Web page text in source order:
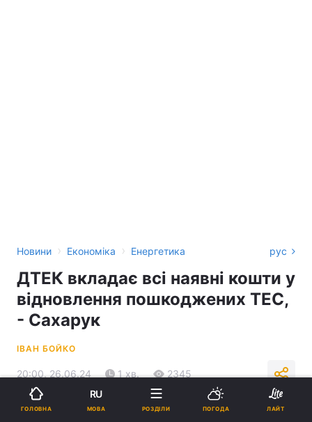
Новини › Економіка › Енергетика рус
ДТЕК вкладає всі наявні кошти у
відновлення пошкоджених ТЕС,
- Сахарук
ІВАН БОЙКО
20:00, 26.06.24 1 хв. 2345
Підпишіться на нас в Google
ГОЛОВНА
RU
МОВА РОЗДІЛИ ПОГОДА ЛАЙТ